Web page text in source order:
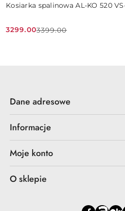
Kosiarka spalinowa AL-KO 520
Cena
3299.00
Cena
3399.00
Dane adresowe
Informacje
Moje konto
O sklepie